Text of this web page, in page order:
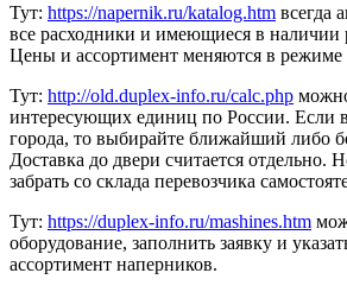
Тут: https://napernik.ru/katalog.htm всегда
все расходники и имеющиеся в наличии
Цены и ассортимент меняются в режиме
Тут: http://old.duplex-info.ru/calc.php
интересующих единиц по России. Если
города, то выбирайте ближайший либо
Доставка до двери считается отдельно.
забрать со склада перевозчика
Тут: https://duplex-info.ru/mashines.htm
оборудование, заполнить заявку и
ассортимент наперников.